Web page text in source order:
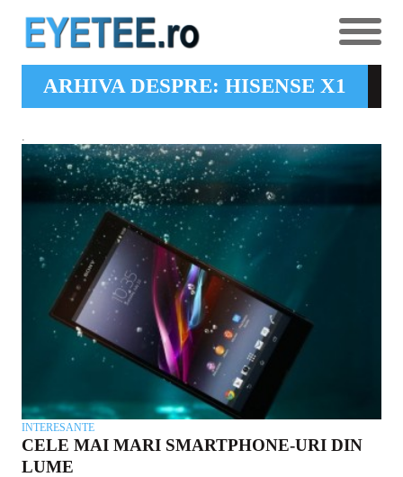
ARHIVA DESPRE: HISENSE X1
INTERESANTE
CELE MAI MARI SMARTPHONE-URI DIN
LUME